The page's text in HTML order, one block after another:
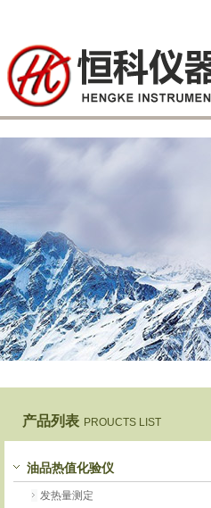
产品列表 PROUCTS LIST
油品热值化验仪
发热量测定